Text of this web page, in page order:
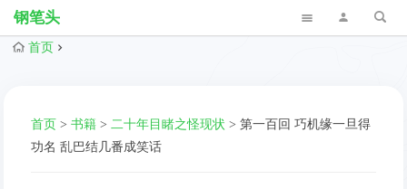
钢笔头
首页
首页 >书籍 >二十年目睹之怪现状 >第一百回 巧机缘一旦得
功名 乱巴结几番成笑话